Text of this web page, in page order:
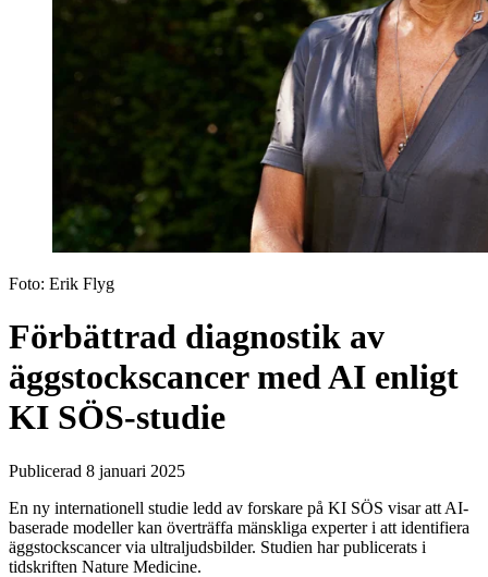
Foto: Erik Flyg
Förbättrad diagnostik av
äggstockscancer med AI enligt
KI SÖS-studie
Publicerad 8 januari 2025
En ny internationell studie ledd av forskare på KI SÖS visar att AI-
baserade modeller kan överträffa mänskliga experter i att identifiera
äggstockscancer via ultraljudsbilder. Studien har publicerats i
tidskriften Nature Medicine.